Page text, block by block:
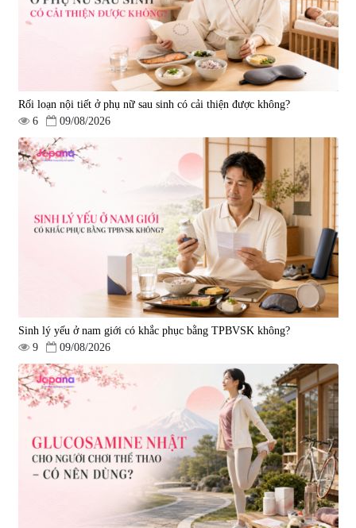
1.500.000 đ 690.000 đ
Viên uống hỗ trợ xương khớp
Super Glucosamine DX Hokoen
980.000 đ
Viên uống hỗ trợ xương khớp
Yoro Factory Kyoto Has 50EX
Plus 30 viên
|0
2.380.000 đ
Rối loạn nội tiết ở phụ nữ sau sinh có cải thiện được không?
6
09/08/2026
Sinh lý yếu ở nam giới có khắc phục bằng TPBVSK không?
9
09/08/2026